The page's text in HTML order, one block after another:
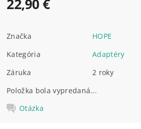
22,90 €
Značka
HOPE
Kategória
Adaptéry
Záruka
2 roky
Položka bola vypredaná...
Otázka